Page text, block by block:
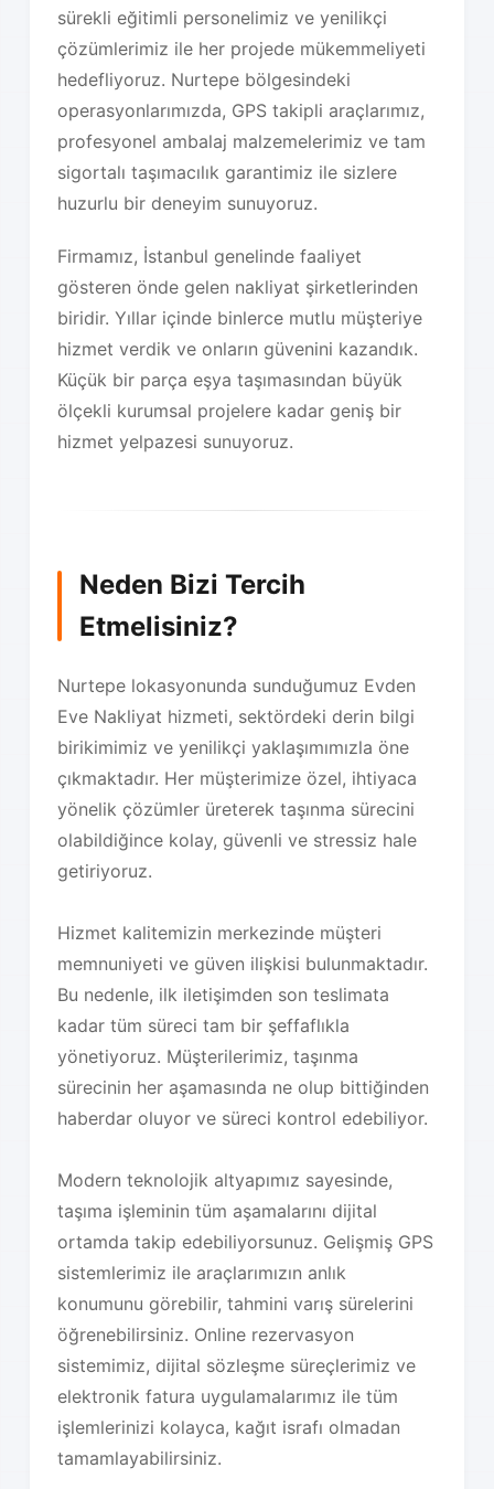
sürekli eğitimli personelimiz ve yenilikçi
çözümlerimiz ile her projede mükemmeliyeti
hedefliyoruz. Nurtepe bölgesindeki
operasyonlarımızda, GPS takipli araçlarımız,
profesyonel ambalaj malzemelerimiz ve tam
sigortalı taşımacılık garantimiz ile sizlere
huzurlu bir deneyim sunuyoruz.
Firmamız, İstanbul genelinde faaliyet
gösteren önde gelen nakliyat şirketlerinden
biridir. Yıllar içinde binlerce mutlu müşteriye
hizmet verdik ve onların güvenini kazandık.
Küçük bir parça eşya taşımasından büyük
ölçekli kurumsal projelere kadar geniş bir
hizmet yelpazesi sunuyoruz.
Neden Bizi Tercih
Etmelisiniz?
Nurtepe lokasyonunda sunduğumuz Evden
Eve Nakliyat hizmeti, sektördeki derin bilgi
birikimimiz ve yenilikçi yaklaşımımızla öne
çıkmaktadır. Her müşterimize özel, ihtiyaca
yönelik çözümler üreterek taşınma sürecini
olabildiğince kolay, güvenli ve stressiz hale
getiriyoruz.
Hizmet kalitemizin merkezinde müşteri
memnuniyeti ve güven ilişkisi bulunmaktadır.
Bu nedenle, ilk iletişimden son teslimata
kadar tüm süreci tam bir şeffaflıkla
yönetiyoruz. Müşterilerimiz, taşınma
sürecinin her aşamasında ne olup bittiğinden
haberdar oluyor ve süreci kontrol edebiliyor.
Modern teknolojik altyapımız sayesinde,
taşıma işleminin tüm aşamalarını dijital
ortamda takip edebiliyorsunuz. Gelişmiş GPS
sistemlerimiz ile araçlarımızın anlık
konumunu görebilir, tahmini varış sürelerini
öğrenebilirsiniz. Online rezervasyon
sistemimiz, dijital sözleşme süreçlerimiz ve
elektronik fatura uygulamalarımız ile tüm
işlemlerinizi kolayca, kağıt israfı olmadan
tamamlayabilirsiniz.